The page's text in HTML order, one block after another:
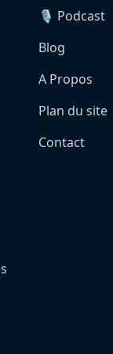
🎙️ Podcast
Blog
A Propos
Plan du site
Contact